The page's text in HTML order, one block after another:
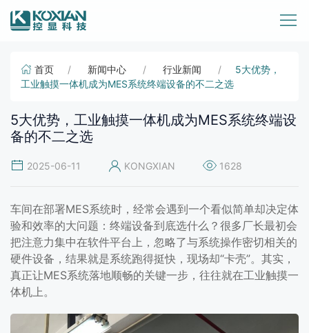
首页 新闻中心 行业新闻
5大优势，
工业触摸一体机成为MES系统终端设备的不二之选
5大优势，工业触摸一体机成为MES系统终端设
备的不二之选
2025-06-11 KONGXIAN 1628
车间在部署MES系统时，经常会遇到一个看似简单却决定体
验和效率的大问题：终端设备到底选什么？很多厂长最初会
把注意力集中在软件平台上，忽略了与系统操作密切相关的
硬件设备，结果就是系统跑得挺快，现场却“卡壳”。其实，
真正让MES系统落地顺畅的关键一步，往往就在工业触摸一
体机上。